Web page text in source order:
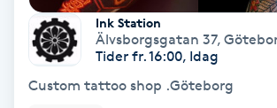
Naglar borttagning
Ink Station
Älvsborgsgatan 37,
Tider fr. 16:00, Idag
Custom tattoo shop .Göteborg